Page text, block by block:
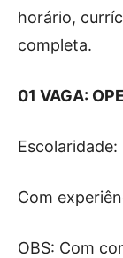
horário,
completa.
01 VAGA:
Com
OBS: Com